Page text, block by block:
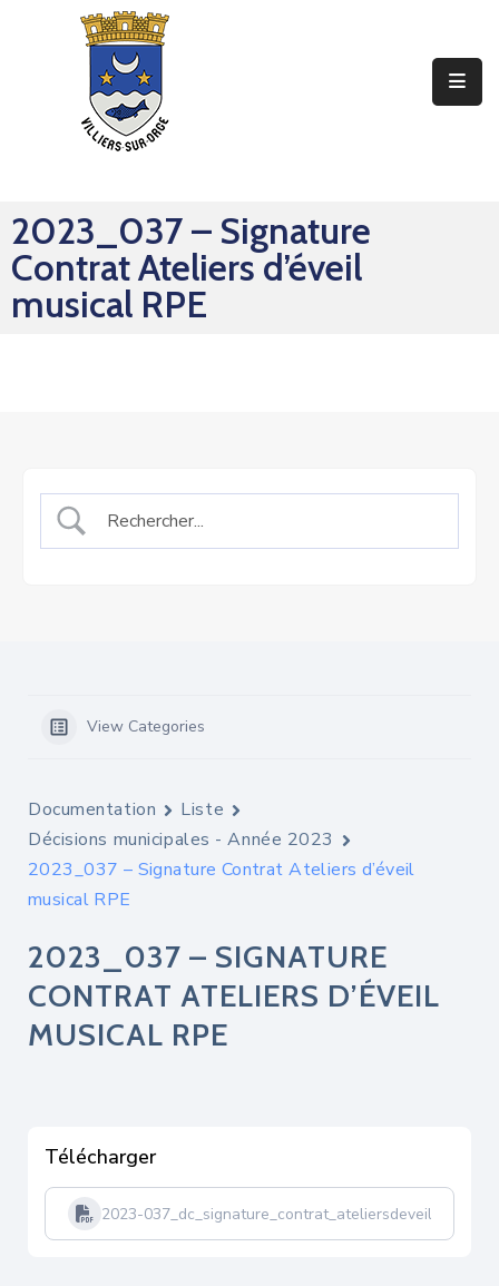
Mes
Sorties
2023_037 – Signature
Contrat Ateliers d’éveil
musical RPE
View Categories
Documentation
Liste
Décisions municipales - Année 2023
2023_037 – Signature Contrat Ateliers d’éveil
musical RPE
2023_037 – SIGNATURE
CONTRAT ATELIERS D’ÉVEIL
MUSICAL RPE
Télécharger
2023-